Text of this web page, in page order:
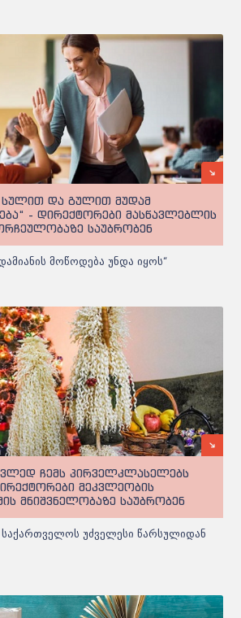
სულით და გულით მუდამ
- დირექტორები მასწავლებლის
საუბრობენ
მოწოდება უნდა იყოს“
ჩემს პირველკლასელებს
მეკვლეობის
მნიშვნელობაზე საუბრობენ
უძველესი წარსულიდან